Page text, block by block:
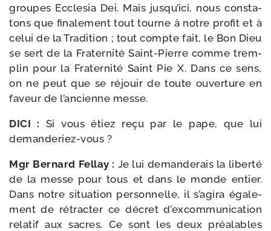
groupes Ecclesia Dei. Mais jus­qu’i­ci, nous consta­
tons que fina­le­ment tout tourne à notre pro­fit et à
celui de la Tradition ; tout compte fait, le Bon Dieu
se sert de la Fraternité Saint-​Pierre comme trem­
plin pour la Fraternité Saint Pie X. Dans ce sens,
on ne peut que se réjouir de toute ouver­ture en
faveur de l’an­cienne messe.
DICI : Si vous étiez reçu par le pape, que lui
demanderiez-vous ?
Mgr Bernard Fellay : Je lui deman­de­rais la liber­té
de la messe pour tous et dans le monde entier.
Dans notre situa­tion per­son­nelle, il s’a­gi­ra éga­le­
ment de rétrac­ter ce décret d’ex­com­mu­ni­ca­tion
rela­tif aux sacres. Ce sont les deux préa­lables